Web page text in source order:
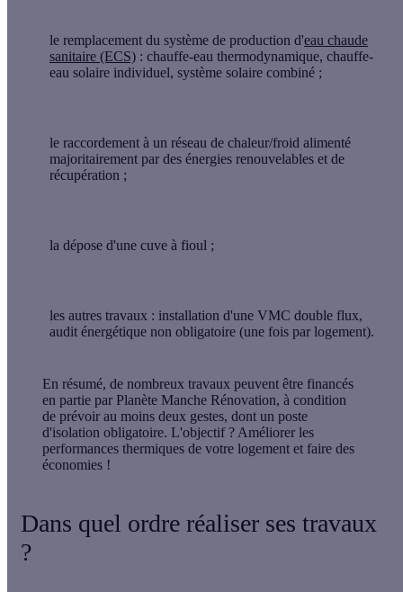
le remplacement du système de production d'eau chaude
sanitaire (ECS) : chauffe-eau thermodynamique, chauffe-
eau solaire individuel, système solaire combiné ;
le raccordement à un réseau de chaleur/froid alimenté
majoritairement par des énergies renouvelables et de
récupération ;
la dépose d'une cuve à fioul ;
les autres travaux : installation d'une VMC double flux,
audit énergétique non obligatoire (une fois par logement).
En résumé, de nombreux travaux peuvent être financés
en partie par Planète Manche Rénovation, à condition
de prévoir au moins deux gestes, dont un poste
d'isolation obligatoire. L'objectif ? Améliorer les
performances thermiques de votre logement et faire des
économies !
Dans quel ordre réaliser ses travaux
?